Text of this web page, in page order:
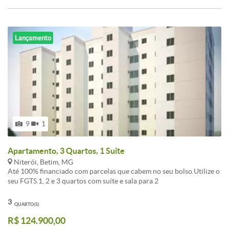
Lançamento
9 1
Apartamento, 3 Quartos, 1 Suite
Niterói, Betim, MG
Até 100% financiado com parcelas que cabem no seu bolso.Utilize o
seu FGTS.1, 2 e 3 quartos com suíte e sala para 2
individual.O lazer mais completo da regiãoA melhor localização.
conheça o apartamento decorado.Entre em contato conosco pelo
QUARTO(S)
3
R$ 124.900,00